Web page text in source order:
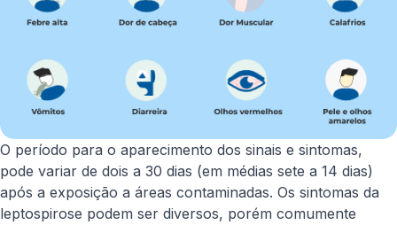
O período para o aparecimento dos sinais e sintomas,
pode variar de dois a 30 dias (em médias sete a 14 dias)
após a exposição a áreas contaminadas. Os sintomas da
leptospirose podem ser diversos, porém comumente